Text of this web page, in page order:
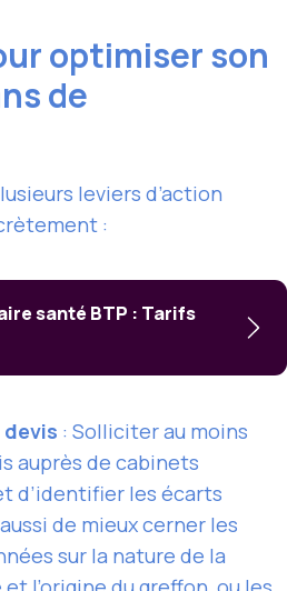
optimiser son
de
leviers d’action
:
santé BTP : Tarifs
: Solliciter au moins
auprès de cabinets
d’identifier les écarts
de mieux cerner les
sur la nature de la